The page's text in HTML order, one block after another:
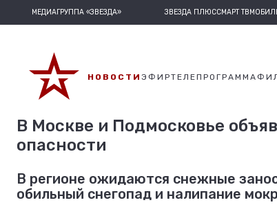
МЕДИАГРУППА «ЗВЕЗДА» ЗВЕЗДА ПЛЮССМАРТ ТВ
НОВОСТИ ЭФИРТЕЛЕПРОГРАММА
В Москве и Подмосковье
опасности
В регионе ожидаются снежные
обильный снегопад и налипание